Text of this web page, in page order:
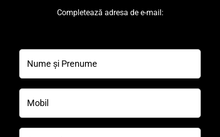
Completează adresa de e-mail: